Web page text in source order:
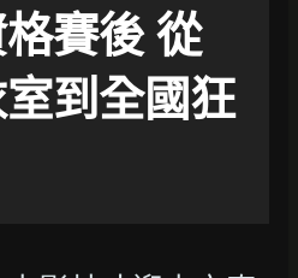
賽後 從
到全國狂